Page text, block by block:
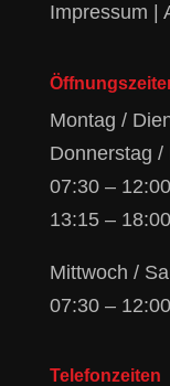
Impressum
Montag /
Donnerstag /
07:30 – 12:00
13:15 – 18:00
Mittwoch /
07:30 – 12:00
Telefonzeiten